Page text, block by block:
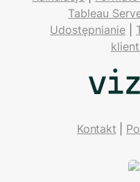
Tableau
Udostępnianie |
Kontakt